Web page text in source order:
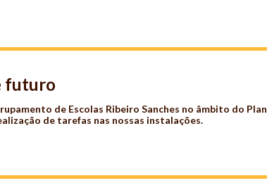
futuro
de Escolas Ribeiro Sanches no âmbito do
de tarefas nas nossas instalações.